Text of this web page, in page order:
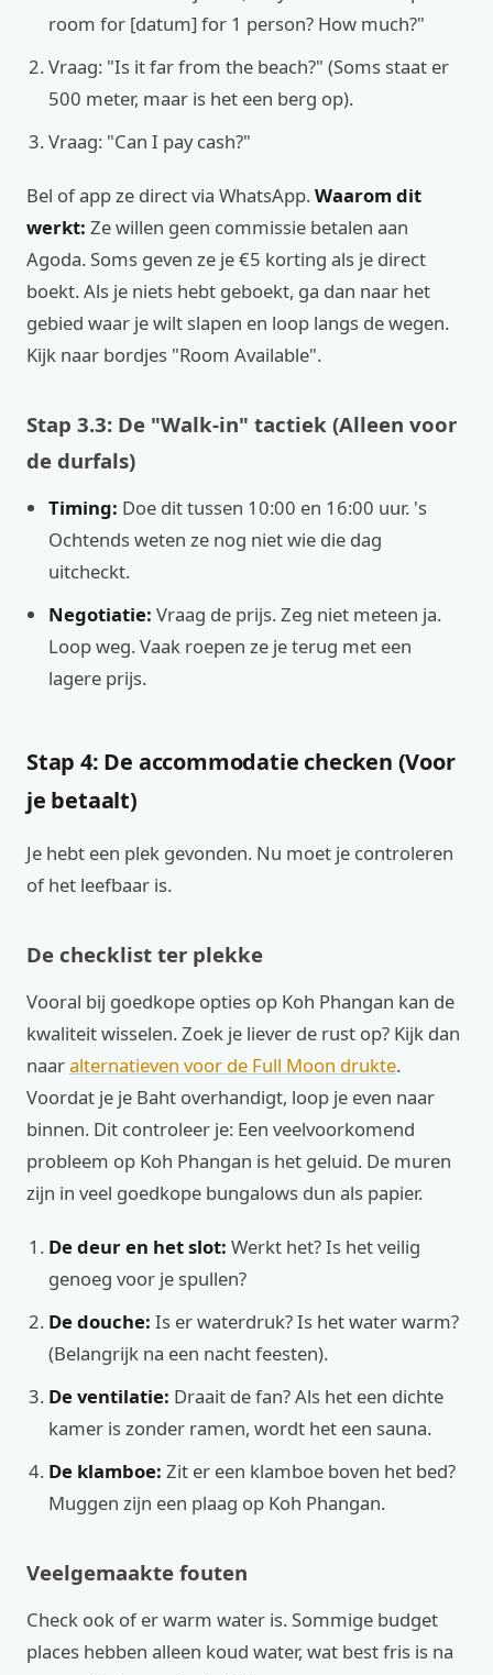
room for [datum] for 1 person? How much?"
Vraag: "Is it far from the beach?" (Soms staat er
500 meter, maar is het een berg op).
Vraag: "Can I pay cash?"
Bel of app ze direct via WhatsApp.Waarom dit
werkt: Ze willen geen commissie betalen aan
Agoda. Soms geven ze je €5 korting als je direct
boekt. Als je niets hebt geboekt, ga dan naar het
gebied waar je wilt slapen en loop langs de wegen.
Kijk naar bordjes "Room Available".
Stap 3.3: De "Walk-in" tactiek (Alleen voor
de durfals)
Timing: Doe dit tussen 10:00 en 16:00 uur. 's
Ochtends weten ze nog niet wie die dag
uitcheckt.
Negotiatie: Vraag de prijs. Zeg niet meteen ja.
Loop weg. Vaak roepen ze je terug met een
lagere prijs.
Stap 4: De accommodatie checken (Voor
je betaalt)
Je hebt een plek gevonden. Nu moet je controleren
of het leefbaar is.
De checklist ter plekke
Vooral bij goedkope opties op Koh Phangan kan de
kwaliteit wisselen. Zoek je liever de rust op? Kijk dan
naaralternatieven voor de Full Moon drukte.
Voordat je je Baht overhandigt, loop je even naar
binnen. Dit controleer je: Een veelvoorkomend
probleem op Koh Phangan is het geluid. De muren
zijn in veel goedkope bungalows dun als papier.
De deur en het slot: Werkt het? Is het veilig
genoeg voor je spullen?
De douche: Is er waterdruk? Is het water warm?
(Belangrijk na een nacht feesten).
De ventilatie: Draait de fan? Als het een dichte
kamer is zonder ramen, wordt het een sauna.
De klamboe: Zit er een klamboe boven het bed?
Muggen zijn een plaag op Koh Phangan.
Veelgemaakte fouten
Check ook of er warm water is. Sommige budget
places hebben alleen koud water, wat best fris is na